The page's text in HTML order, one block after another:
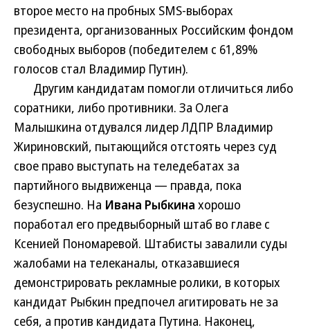
второе место на пробных SMS-выборах
президента, организованных Российским фондом
свободных выборов (победителем с 61,89%
голосов стал Владимир Путин).
Другим кандидатам помогли отличиться либо
соратники, либо противники. За Олега
Малышкина отдувался лидер ЛДПР Владимир
Жириновский, пытающийся отстоять через суд
свое право выступать на теледебатах за
партийного выдвиженца — правда, пока
безуспешно. На Ивана Рыбкина хорошо
поработал его предвыборный штаб во главе с
Ксенией Пономаревой. Штабисты завалили суды
жалобами на телеканалы, отказавшиеся
демонстрировать рекламные ролики, в которых
кандидат Рыбкин предпочел агитировать не за
себя, а против кандидата Путина. Наконец,